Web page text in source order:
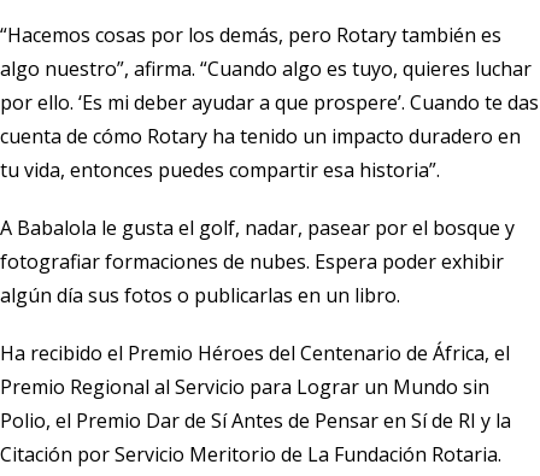
“Hacemos cosas por los demás, pero Rotary también es
algo nuestro”, afirma. “Cuando algo es tuyo, quieres luchar
por ello. ‘Es mi deber ayudar a que prospere’. Cuando te das
cuenta de cómo Rotary ha tenido un impacto duradero en
tu vida, entonces puedes compartir esa historia”.
A Babalola le gusta el golf, nadar, pasear por el bosque y
fotografiar formaciones de nubes. Espera poder exhibir
algún día sus fotos o publicarlas en un libro.
Ha recibido el Premio Héroes del Centenario de África, el
Premio Regional al Servicio para Lograr un Mundo sin
Polio, el Premio Dar de Sí Antes de Pensar en Sí de RI y la
Citación por Servicio Meritorio de La Fundación Rotaria.